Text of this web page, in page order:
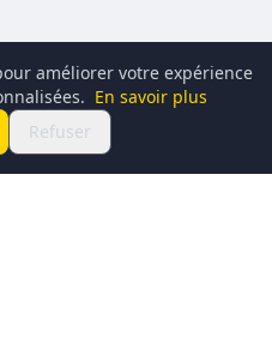
améliorer votre expérience
En savoir plus
Refuser